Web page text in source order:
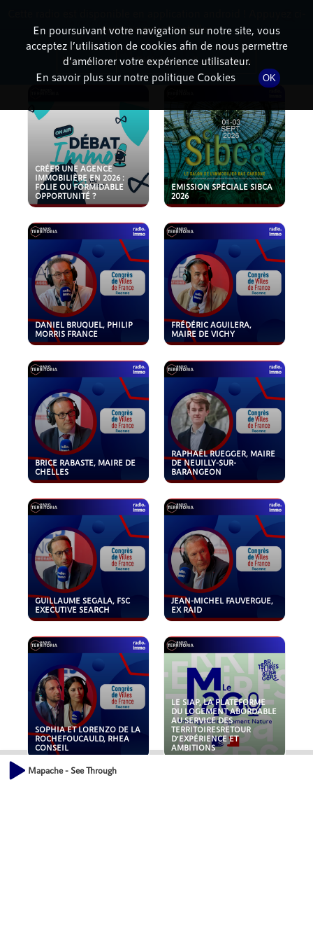
PODCASTS
CRÉER UNE AGENCE
IMMOBILIÈRE EN 2026 :
FOLIE OU FORMIDABLE
OPPORTUNITÉ ?
EMISSION SPÉCIALE SIBCA
2026
DANIEL BRUQUEL, PHILIP
MORRIS FRANCE
FRÉDÉRIC AGUILERA,
MAIRE DE VICHY
BRICE RABASTE, MAIRE DE
CHELLES
RAPHAËL RUEGGER, MAIRE
DE NEUILLY-SUR-
BARANGEON
GUILLAUME SEGALA, FSC
EXECUTIVE SEARCH
JEAN-MICHEL FAUVERGUE,
EX RAID
SOPHIA ET LORENZO DE LA
ROCHEFOUCAULD, RHEA
CONSEIL
LE SIAP, LA PLATEFORME
DU LOGEMENT ABORDABLE
AU SERVICE DES
TERRITOIRESRETOUR
D'EXPÉRIENCE ET
AMBITIONS
Mapache - See Through
En poursuivant votre navigation sur notre site, vous
acceptez l’utilisation de cookies afin de nous permettre
d’améliorer votre expérience utilisateur.
En savoir plus sur notre politique Cookies
OK
dessous pour l'installer.
Non merci Télécharger l'application